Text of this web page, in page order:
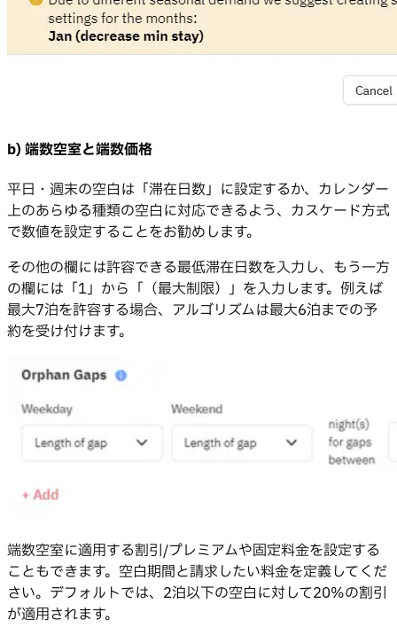
b) 端数空室と端数価格
平日・週末の空白は「滞在日数」に設定するか、カレンダー
上のあらゆる種類の空白に対応できるよう、カスケード方式
で数値を設定することをお勧めします。
その他の欄には許容できる最低滞在日数を入力し、もう一方
の欄には「1」から「（最大制限）」を入力します。例えば
最大7泊を許容する場合、アルゴリズムは最大6泊までの予
約を受け付けます。
端数空室に適用する割引/プレミアムや固定料金を設定する
こともできます。空白期間と請求したい料金を定義してくだ
さい。デフォルトでは、2泊以下の空白に対して20%の割引
が適用されます。